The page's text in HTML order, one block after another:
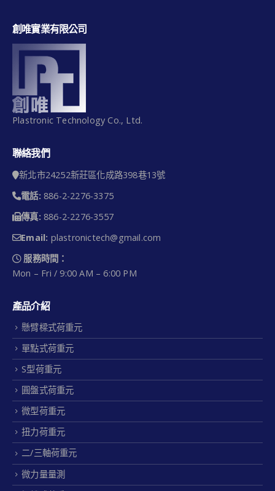
創唯實業有限公司
Plastronic Technology Co., Ltd.
聯絡我們
新北市24252新莊區化成路398巷13號
電話: 886-2-2276-3375
傳真: 886-2-2276-3557
Email: plastronictech@gmail.com
服務時間：
Mon – Fri / 9:00 AM – 6:00 PM
產品介紹
懸臂樑式荷重元
單點式荷重元
S型荷重元
圓盤式荷重元
微型荷重元
扭力荷重元
二/三軸荷重元
微力量量測